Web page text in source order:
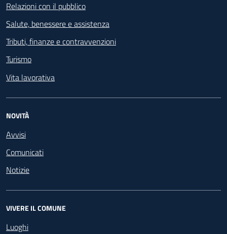
Relazioni con il pubblico
Salute, benessere e assistenza
Tributi, finanze e contravvenzioni
Turismo
Vita lavorativa
NOVITÀ
Avvisi
Comunicati
Notizie
VIVERE IL COMUNE
Luoghi